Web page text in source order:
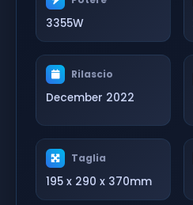
3355W
Rilascio
December 2022
Taglia
195 x 290 x 370mm